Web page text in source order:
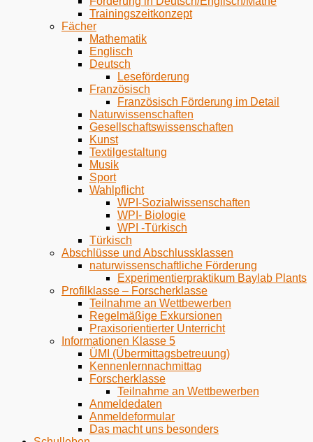
Trainingszeitkonzept
Fächer
Mathematik
Englisch
Deutsch
Leseförderung
Französisch
Französisch Förderung im Detail
Naturwissenschaften
Gesellschaftswissenschaften
Kunst
Textilgestaltung
Musik
Sport
Wahlpflicht
WPI-Sozialwissenschaften
WPI- Biologie
WPI -Türkisch
Türkisch
Abschlüsse und Abschlussklassen
naturwissenschaftliche Förderung
Experimentierpraktikum Baylab Plants
Profilklasse – Forscherklasse
Teilnahme an Wettbewerben
Regelmäßige Exkursionen
Praxisorientierter Unterricht
Informationen Klasse 5
ÜMI (Übermittagsbetreuung)
Kennenlernnachmittag
Forscherklasse
Teilnahme an Wettbewerben
Anmeldedaten
Anmeldeformular
Das macht uns besonders